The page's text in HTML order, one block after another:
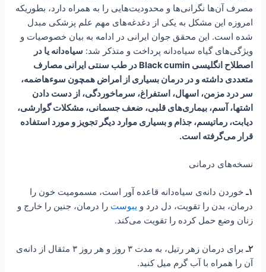
مصرف آن‌ها نگرانی‌ها و محدودیت‌هایی را به همراه دارد، بطوریکه
امروزه این مشکل به یکی از دغدغه‌های مهم علم پزشکی مبدل
شده است. این محقق جوان ایرانی در ادامه به بیان خصوصیات و
ویژگی‌های گیاه سیاه‌دانه پرداخت و متذکر شد: سیاه‌دانه یا در
اصطلاح انگلیسی Black cumin در طب سنتی ایرانی مصارف
متعددی داشته و در درمان بسیاری از امراض همچون سوءهاضمه،
سر درد مزمن، اسهال، استفراغ، سرماخوردگی، از دست دادن
اشتها، آسم، بیماری‌های قلبی، ضعف جسمانی، مشکلات گوارشی،
دیابت، رماتیسم، جذام و بسیاری موارد دیگر تجویز و مورد استفاده
قرار می‌گرفته است.
نسخه‌های درمانی
۱ـخوردن دانه‌ی سیاه‌دانه قاعده آور است، مسمومیت خون را
درمان، بدن را تقویت، دل درد و یبوست را درمان، جنین را خارج و
زنان وضع حمل کرده را تقویت می‌کند.
۲ـ
برای درمان زهر رتیل، به مدت ۳ روز و هر روز ۳ مثقال از دانه‌ی
آن را همراه با آب گرم میل کنید.